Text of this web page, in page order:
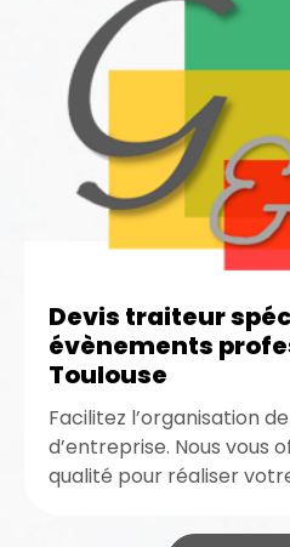
Devis traiteur
évènements
Toulouse
Facilitez l’organisation
d’entreprise. Nous vous
qualité pour réaliser
spécialiste de...